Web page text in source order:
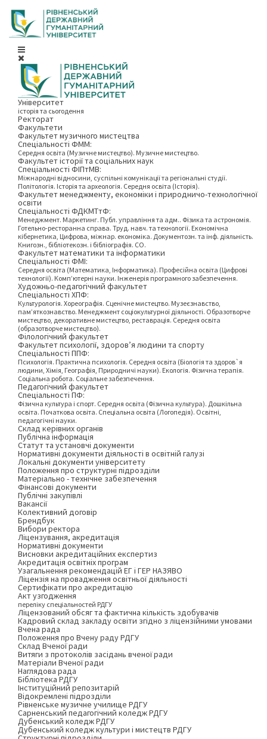
Університет
історія та сьогодення
Ректорат
Факультети
Факультет музичного мистецтва
Спеціальності ФММ:
Середня освіта (Музичне мистецтво). Музичне мистецтво.
Факультет історії та соціальних наук
Спеціальності ФІПтМВ:
Міжнародні відносини, суспільні комунікації та регіональні студії.
Політологія. Історія та археологія. Середня освіта (Історія).
Факультет менеджменту, економіки і природничо-технологічної
освіти
Спеціальності ФДКМТтФ:
Менеджмент. Маркетинг. Публ. управління та адм.. Фізика та астрономія.
Готельно-ресторанна справа. Труд. навч. та технології. Економічна
кібернетика, Цифрова, міжнар. економіка. Документозн. та інф. діяльність.
Книгозн., бібліотекозн. і бібліографія. СО.
Факультет математики та інформатики
Спеціальності ФМІ:
Середня освіта (Математика, Інформатика). Професійна освіта (Цифрові
технології). Комп’ютерні науки. Інженерія програмного забезпечення.
Художньо-педагогічний факультет
Спеціальності ХПФ:
Культурологія. Хореографія. Сценічне мистецтво. Музеєзнавство,
пам’яткознавство. Менеджмент соціокультурної діяльності. Образотворче
мистецтво, декоративне мистецтво, реставрація. Середня освіта
(образотворче мистецтво).
Філологічний факультет
Факультет психології, здоров’я людини та спорту
Спеціальності ППФ:
Психологія. Практична психологія. Середня освіта (Біологія та здоров`я
людини, Хімія, Географія, Природничі науки). Екологія. Фізична терапія.
Соціальна робота. Соціальне забезпечення.
Педагогічний факультет
Спеціальності ПФ:
Фізична культура і спорт. Середня освіта (Фізична культура). Дошкільна
освіта. Початкова освіта. Спеціальна освіта (Логопедія). Освітні,
педагогічні науки.
Склад керівних органів
Публічна інформація
Статут та установчі документи
Нормативні документи діяльності в освітній галузі
Локальні документи університету
Положення про структурні підрозділи
Матеріально - технічне забезпечення
Фінансові документи
Публічні закупівлі
Вакансії
Колективний договір
Брендбук
Вибори ректора
Ліцензування, акредитація
Нормативні документи
Висновки акредитаційних експертиз
Акредитація освітніх програм
Узагальнення рекомендацій ЕГ і ГЕР НАЗЯВО
Ліцензія на провадження освітньої діяльності
Сертифікати про акредитацію
Акт узгодження
переліку спеціальностей РДГУ
Ліцензований обсяг та фактична кількість здобувачів
Кадровий склад закладу освіти згідно з ліцензійними умовами
Вчена рада
Положення про Вчену раду РДГУ
Склад Вченої ради
Витяги з протоколів засідань вченої ради
Матеріали Вченої ради
Наглядова рада
Бібліотека РДГУ
Інституційний репозитарій
Відокремлені підрозділи
Рівненське музичне училище РДГУ
Сарненський педагогічний коледж РДГУ
Дубенський коледж РДГУ
Дубенський коледж культури і мистецтв РДГУ